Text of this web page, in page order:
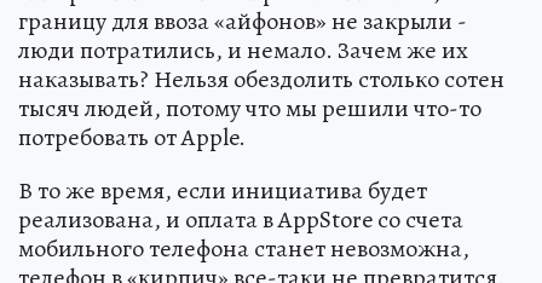
границу для ввоза «айфонов» не закрыли -
люди потратились, и немало. Зачем же их
наказывать? Нельзя обездолить столько сотен
тысяч людей, потому что мы решили что-то
потребовать от Apple.
В то же время, если инициатива будет
реализована, и оплата в AppStore со счета
мобильного телефона станет невозможна,